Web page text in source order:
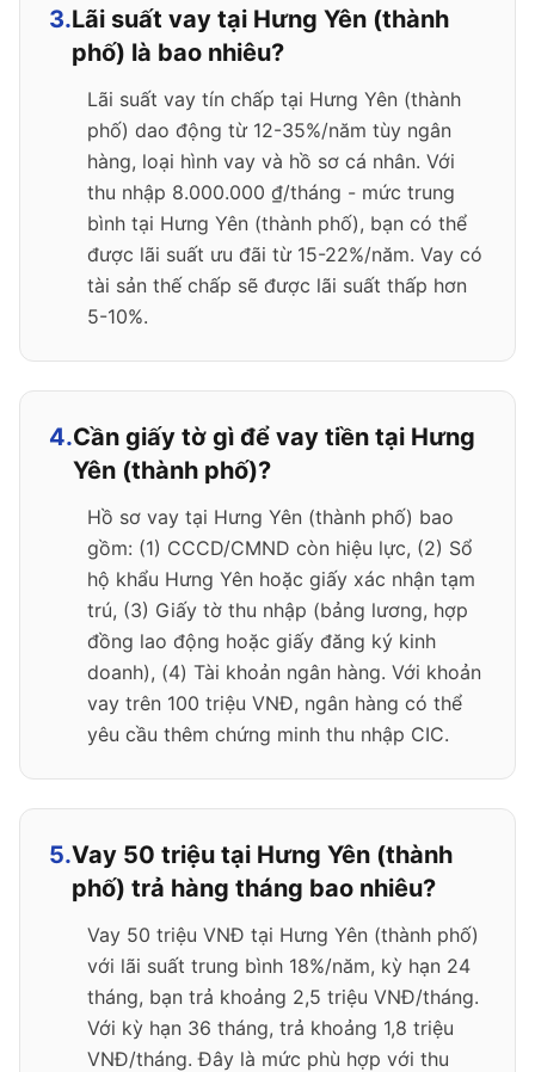
3.Lãi suất vay tại Hưng Yên (thành
phố) là bao nhiêu?
Lãi suất vay tín chấp tại Hưng Yên (thành
phố) dao động từ 12-35%/năm tùy ngân
hàng, loại hình vay và hồ sơ cá nhân. Với
thu nhập 8.000.000 ₫/tháng - mức trung
bình tại Hưng Yên (thành phố), bạn có thể
được lãi suất ưu đãi từ 15-22%/năm. Vay có
tài sản thế chấp sẽ được lãi suất thấp hơn
5-10%.
4.Cần giấy tờ gì để vay tiền tại Hưng
Yên (thành phố)?
Hồ sơ vay tại Hưng Yên (thành phố) bao
gồm: (1) CCCD/CMND còn hiệu lực, (2) Sổ
hộ khẩu Hưng Yên hoặc giấy xác nhận tạm
trú, (3) Giấy tờ thu nhập (bảng lương, hợp
đồng lao động hoặc giấy đăng ký kinh
doanh), (4) Tài khoản ngân hàng. Với khoản
vay trên 100 triệu VNĐ, ngân hàng có thể
yêu cầu thêm chứng minh thu nhập CIC.
5.Vay 50 triệu tại Hưng Yên (thành
phố) trả hàng tháng bao nhiêu?
Vay 50 triệu VNĐ tại Hưng Yên (thành phố)
với lãi suất trung bình 18%/năm, kỳ hạn 24
tháng, bạn trả khoảng 2,5 triệu VNĐ/tháng.
Với kỳ hạn 36 tháng, trả khoảng 1,8 triệu
VNĐ/tháng. Đây là mức phù hợp với thu